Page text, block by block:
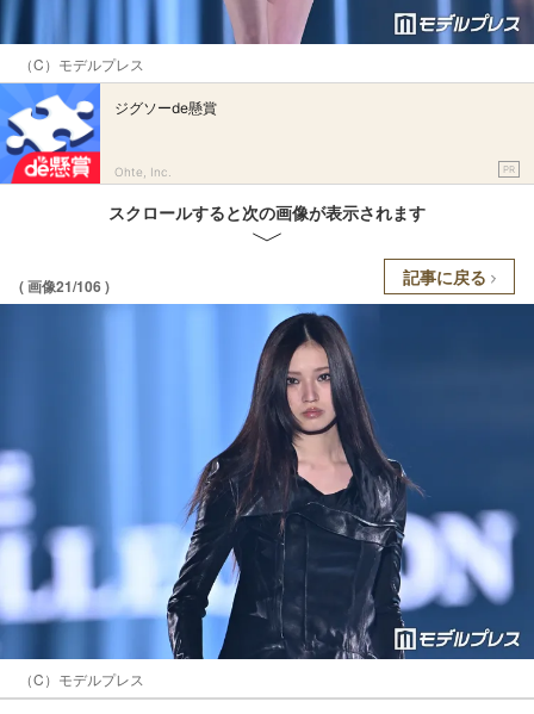
（C）モデルプレス
ジグソーde懸賞
Ohte, Inc. PR
スクロールすると次の画像が表示されます
( 画像21/106 ) 記事に戻る
（C）モデルプレス